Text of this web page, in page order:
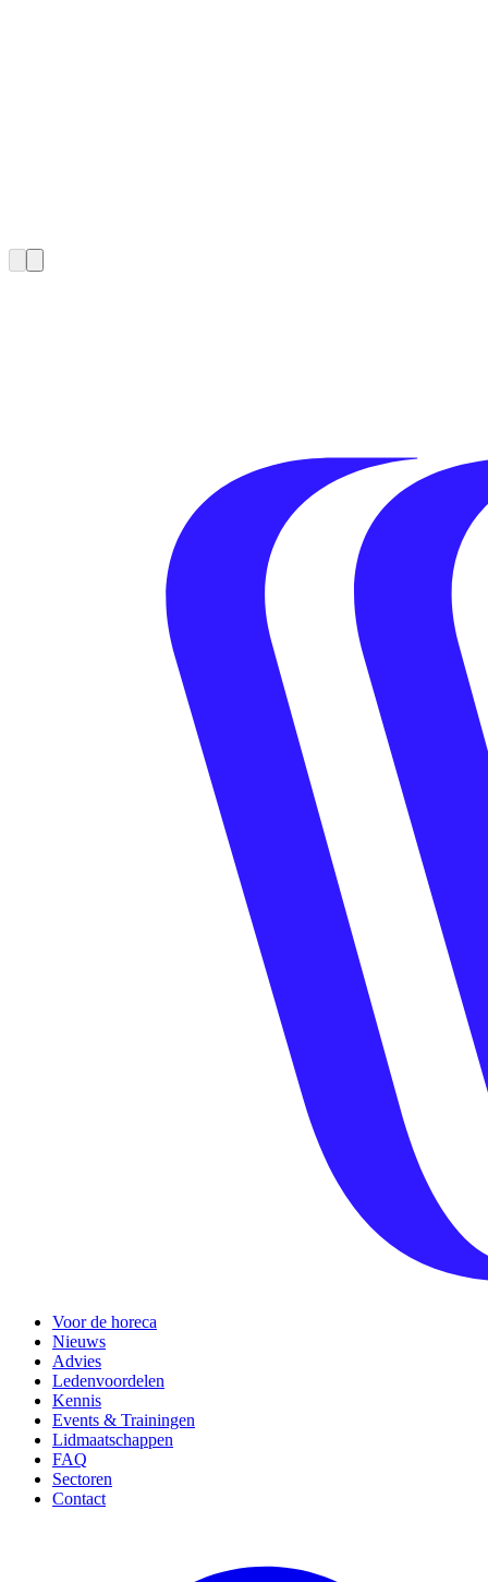
Voor de horeca
Nieuws
Advies
Ledenvoordelen
Kennis
Events & Trainingen
Lidmaatschappen
FAQ
Sectoren
Contact